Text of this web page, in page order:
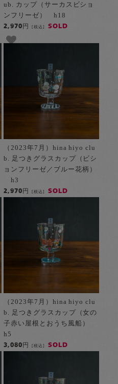
ub. カップ（サーカスビショ
ンフリーゼ） h18
2,970円 [税込] SOLD
（2023年7月）hina hiyo clu
b. 足つきグラスカップ（ビシ
ョンフリーゼ／ブルー花柄）
h3
2,970円 [税込] SOLD
（2023年7月）hina hiyo clu
b. 足つきグラスカップ（女の
子赤い屋根とおうち風船）
h5
3,080円 [税込] SOLD